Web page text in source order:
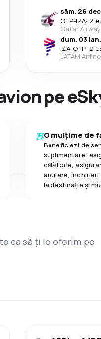
sâm. 26
OTP-IZA· 2
Qatar
dum. 03 ian.
IZA-OTP· 2
LATAM
pe
O mulțime de
Beneficiezi de
suplimentare:
călătorie,
anulare,
la destinaţie și
ca să ți le oferim pe